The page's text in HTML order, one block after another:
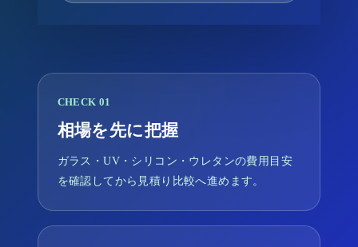
CHECK 01
相場を先に把握
ガラス・UV・シリコン・ウレタンの費用目安
を確認してから見積り比較へ進めます。